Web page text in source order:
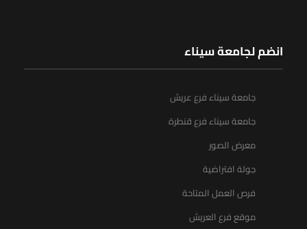
انضم لجامعة سيناء
جامعة سيناء فرع عريش
جامعة سيناء فرع قنطرة
معرض الصور
جولة افتراضية
فرص العمل المتاحة
موقع فرع العريش